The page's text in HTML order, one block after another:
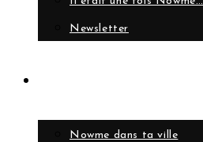
Newsletter
Nowme dans ta ville